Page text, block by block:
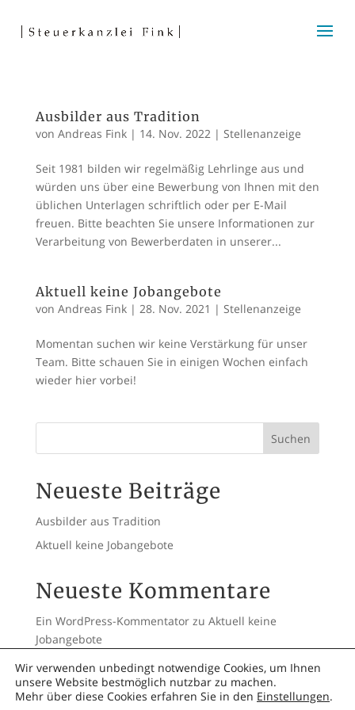
Ausbilder aus Tradition
von Andreas Fink| 14. Nov. 2022| Stellenanzeige
Seit 1981 bilden wir regelmäßig Lehrlinge aus und
würden uns über eine Bewerbung von Ihnen mit den
üblichen Unterlagen schriftlich oder per E-Mail
freuen. Bitte beachten Sie unsere Informationen zur
Verarbeitung von Bewerberdaten in unserer...
Aktuell keine Jobangebote
von Andreas Fink| 28. Nov. 2021 | Stellenanzeige
Momentan suchen wir keine Verstärkung für unser
Team. Bitte schauen Sie in einigen Wochen einfach
wieder hier vorbei!
Suchen
Neueste Beiträge
Ausbilder aus Tradition
Aktuell keine Jobangebote
Neueste Kommentare
Ein WordPress-Kommentatorzu Aktuell keine
Jobangebote
Wir verwenden unbedingt notwendige Cookies, um Ihnen
unsere Website bestmöglich nutzbar zu machen.
Mehr über diese Cookies erfahren Sie in den Einstellungen.